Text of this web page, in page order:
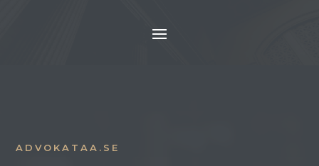
ADVOKATAA.SE